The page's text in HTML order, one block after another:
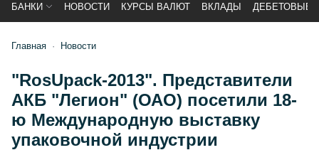
БАНКИ НОВОСТИ КУРСЫ ВАЛЮТ ВКЛАДЫ ДЕБЕТОВЫЕ
Главная Новости
"RosUpack-2013". Представители
АКБ "Легион" (ОАО) посетили 18-
ю Международную выставку
упаковочной индустрии